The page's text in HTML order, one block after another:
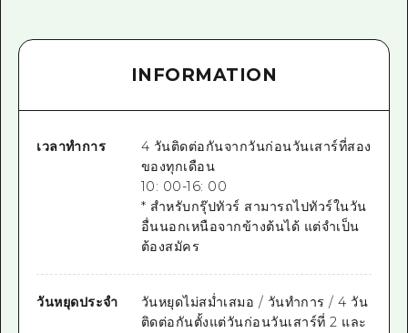
INFORMATION
เวลาทำการ
4 วันติดต่อกันจากวันก่อนวันเสาร์ที่สอง
ของทุกเดือน
10: 00-16: 00
* สำหรับกรุ๊ปทัวร์ สามารถไปทัวร์ในวัน
อื่นนอกเหนือจากข้างต้นได้ แต่จำเป็น
ต้องสมัคร
วันหยุดประจำ
วันหยุดไม่สม่ำเสมอ / วันทำการ / 4 วัน
ติดต่อกันตั้งแต่วันก่อนวันเสาร์ที่ 2 และ